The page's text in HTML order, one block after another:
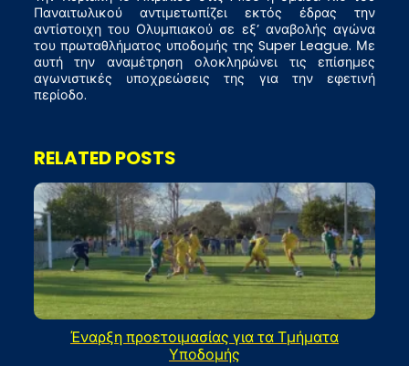
Παναιτωλικού αντιμετωπίζει εκτός έδρας την
αντίστοιχη του Ολυμπιακού σε εξ’ αναβολής αγώνα
του πρωταθλήματος υποδομής της Super League. Με
αυτή την αναμέτρηση ολοκληρώνει τις επίσημες
αγωνιστικές υποχρεώσεις της για την εφετινή
περίοδο.
RELATED POSTS
Έναρξη προετοιμασίας για τα Τμήματα
Υποδομής